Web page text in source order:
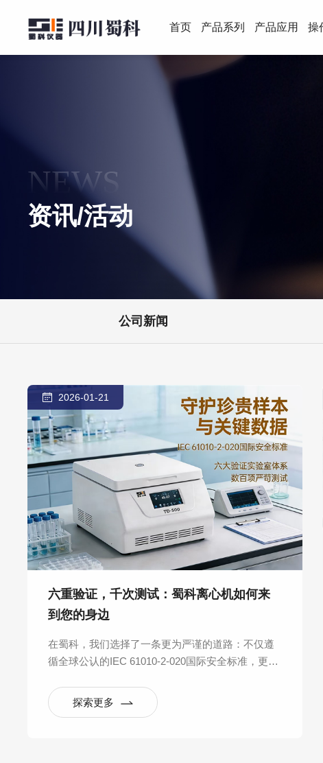
首页 产品系列 产品应用 操
NEWS
资讯/活动
公司新闻
2026-01-21
六重验证，千次测试：蜀科离心机如何来
到您的身边
在蜀科，我们选择了一条更为严谨的道路：不仅遵
循全球公认的IEC 61010-2-020国际安全标准，更反
系，将“安全可靠”从一句口号，拆解为数百项可量
化、可重复的严苛测试。
探索更多